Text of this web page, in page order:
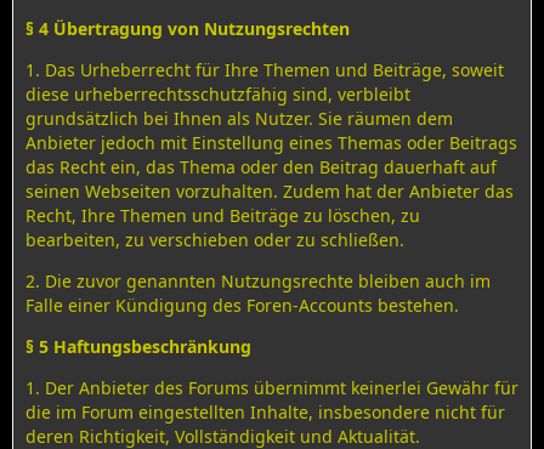
§ 4 Übertragung von Nutzungsrechten
1. Das Urheberrecht für Ihre Themen und Beiträge, soweit
diese urheberrechtsschutzfähig sind, verbleibt
grundsätzlich bei Ihnen als Nutzer. Sie räumen dem
Anbieter jedoch mit Einstellung eines Themas oder Beitrags
das Recht ein, das Thema oder den Beitrag dauerhaft auf
seinen Webseiten vorzuhalten. Zudem hat der Anbieter das
Recht, Ihre Themen und Beiträge zu löschen, zu
bearbeiten, zu verschieben oder zu schließen.
2. Die zuvor genannten Nutzungsrechte bleiben auch im
Falle einer Kündigung des Foren-Accounts bestehen.
§ 5 Haftungsbeschränkung
1. Der Anbieter des Forums übernimmt keinerlei Gewähr für
die im Forum eingestellten Inhalte, insbesondere nicht für
deren Richtigkeit, Vollständigkeit und Aktualität.